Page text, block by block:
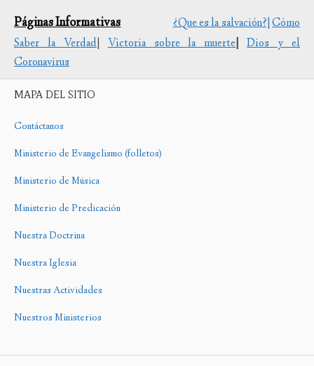
Páginas Informativas ¿Que es la salvación?|Cómo
Saber la Verdad|Victoria sobre la muerte|
Dios y el
Coronavirus
MAPA DEL SITIO
Contáctanos
Ministerio de Evangelismo (folletos)
Ministerio de Música
Ministerio de Predicación
Nuestra Doctrina
Nuestra Iglesia
Nuestras Actividades
Nuestros Ministerios